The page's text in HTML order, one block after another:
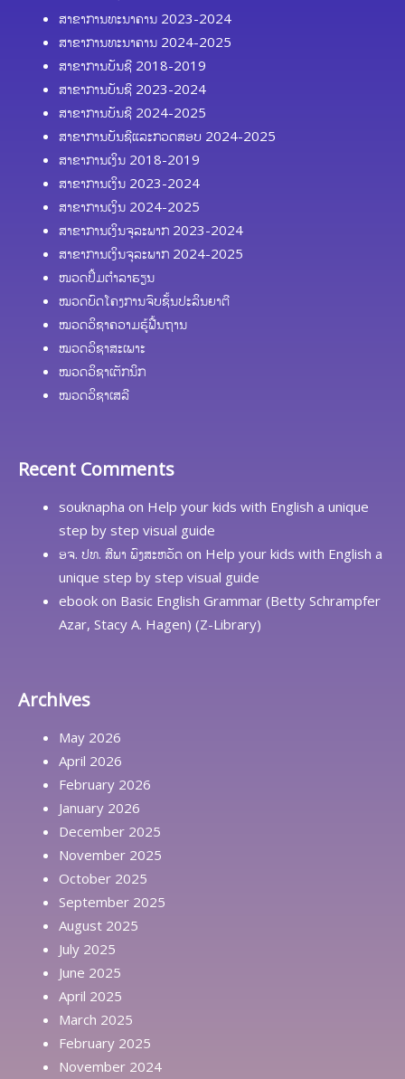
ສາຂາການທະນາຄານ 2023-2024
ສາຂາການທະນາຄານ 2024-2025
ສາຂາການບັນຊີ 2018-2019
ສາຂາການບັນຊີ 2023-2024
ສາຂາການບັນຊີ 2024-2025
ສາຂາການບັນຊີແລະກວດສອບ 2024-2025
ສາຂາການເງິນ 2018-2019
ສາຂາການເງິນ 2023-2024
ສາຂາການເງິນ 2024-2025
ສາຂາການເງິນຈຸລະພາກ 2023-2024
ສາຂາການເງິນຈຸລະພາກ 2024-2025
ໜວດປຶ້ມຕຳລາຮຽນ
ໝວດບົດໂຄງການຈົບຊັ້ນປະລິນຍາຕີ
ໝວດວິຊາຄວາມຮູ້ຟື້ນຖານ
ໝວດວິຊາສະເພາະ
ໝວດວິຊາເຕັກນິກ
ໝວດວິຊາເສລີ
Recent Comments
souknapha on Help your kids with English a unique
step by step visual guide
ອຈ. ປທ. ສີພາ ພົງສະຫວັດ on Help your kids with English a
unique step by step visual guide
ebook on Basic English Grammar (Betty Schrampfer
Azar, Stacy A. Hagen) (Z-Library)
Archives
May 2026
April 2026
February 2026
January 2026
December 2025
November 2025
October 2025
September 2025
August 2025
July 2025
June 2025
April 2025
March 2025
February 2025
November 2024